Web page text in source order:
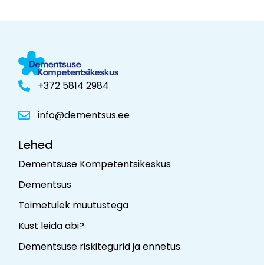
+372 5814 2984
info@dementsus.ee
Lehed
Dementsuse Kompetentsikeskus
Dementsus
Toimetulek muutustega
Kust leida abi?
Dementsuse riskitegurid ja ennetus.